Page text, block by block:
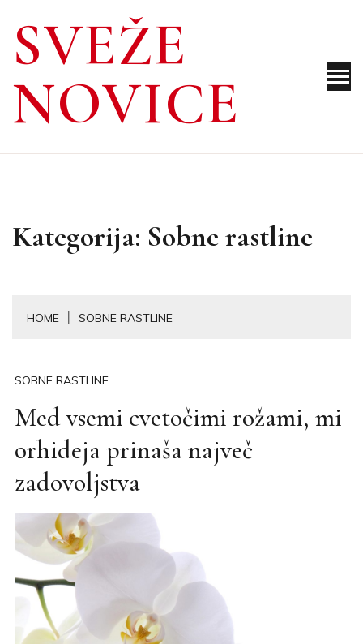
content
SVEŽE
NOVICE
Kategorija: Sobne rastline
HOME SOBNE RASTLINE
SOBNE RASTLINE
Med vsemi cvetočimi rožami, mi
orhideja prinaša največ
zadovoljstva